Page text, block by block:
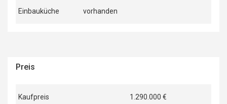
Einbauküche vorhanden
Preis
Kaufpreis 1.290.000 €